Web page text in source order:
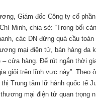
Giám đốc Công ty cổ
Minh, chia sẻ: “Trong bối
các DN đừng quá cầu toàn
mại điện tử, bán hàng đa
– cửa hàng. Để rút ngắn thời
giỏi trên lĩnh vực này”. Theo
Trung tâm lữ hành quốc tế
mại điện tử quan trọng